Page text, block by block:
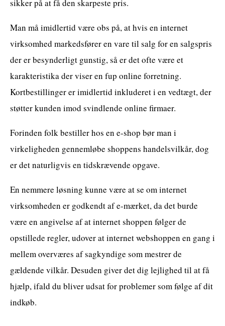
sikker på at få den skarpeste pris.
Man må imidlertid være obs på, at hvis en internet
virksomhed markedsfører en vare til salg for en salgspris
der er besynderligt gunstig, så er det ofte være et
karakteristika der viser en fup online forretning.
Kortbestillinger er imidlertid inkluderet i en vedtægt, der
støtter kunden imod svindlende online firmaer.
Forinden folk bestiller hos en e-shop bør man i
virkeligheden gennemløbe shoppens handelsvilkår, dog
er det naturligvis en tidskrævende opgave.
En nemmere løsning kunne være at se om internet
virksomheden er godkendt af e-mærket, da det burde
være en angivelse af at internet shoppen følger de
opstillede regler, udover at internet webshoppen en gang i
mellem overværes af sagkyndige som mestrer de
gældende vilkår. Desuden giver det dig lejlighed til at få
hjælp, ifald du bliver udsat for problemer som følge af dit
indkøb.